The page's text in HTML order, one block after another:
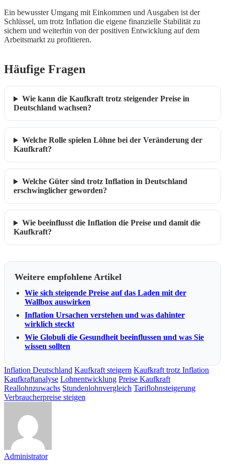
Ein bewusster Umgang mit Einkommen und Ausgaben ist der
Schlüssel, um trotz Inflation die eigene finanzielle Stabilität zu
sichern und weiterhin von der positiven Entwicklung auf dem
Arbeitsmarkt zu profitieren.
Häufige Fragen
Wie kann die Kaufkraft trotz steigender Preise in
Deutschland wachsen?
Welche Rolle spielen Löhne bei der Veränderung der
Kaufkraft?
Welche Güter sind trotz Inflation in Deutschland
erschwinglicher geworden?
Wie beeinflusst die Inflation die Preise und damit die
Kaufkraft?
Weitere empfohlene Artikel
Wie sich steigende Preise auf das Laden mit der
Wallbox auswirken
Inflation Ursachen verstehen und was dahinter
wirklich steckt
Wie Globuli die Gesundheit beeinflussen und was Sie
wissen sollten
Inflation Deutschland Kaufkraft steigern Kaufkraft trotz Inflation
Kaufkraftanalyse Lohnentwicklung Preise Kaufkraft
Reallohnzuwachs Stundenlohnvergleich Tariflohnsteigerung
Verbraucherpreise steigen
Administrator